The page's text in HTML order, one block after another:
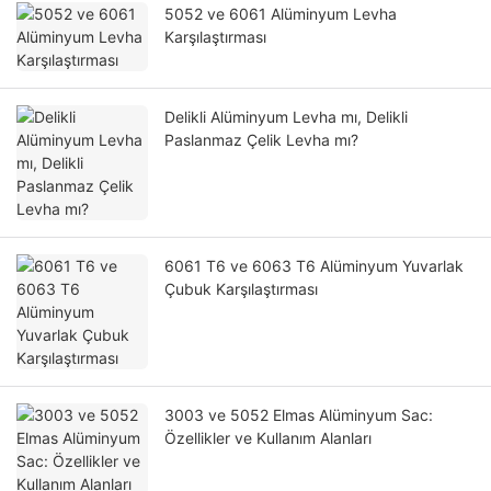
5052 ve 6061 Alüminyum Levha
Karşılaştırması
Delikli Alüminyum Levha mı, Delikli
Paslanmaz Çelik Levha mı?
6061 T6 ve 6063 T6 Alüminyum Yuvarlak
Çubuk Karşılaştırması
3003 ve 5052 Elmas Alüminyum Sac:
Özellikler ve Kullanım Alanları